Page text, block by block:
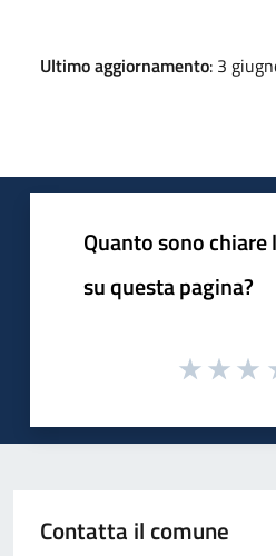
Ultimo aggiornamento: 3
Quanto sono
su questa pagina?
Contatta il comune